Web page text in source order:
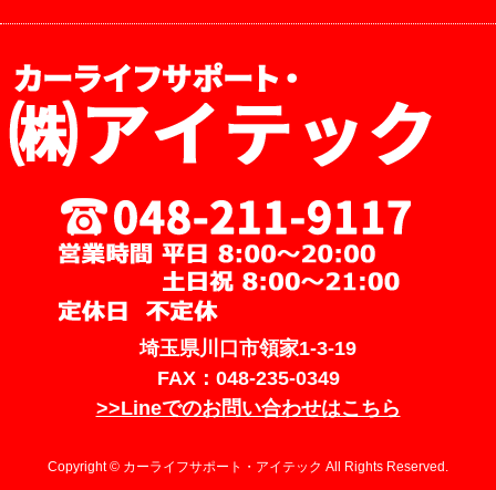
埼玉県川口市領家1-3-19
FAX：048-235-0349
>>Lineでのお問い合わせはこちら
Copyright © カーライフサポート・アイテック All Rights Reserved.